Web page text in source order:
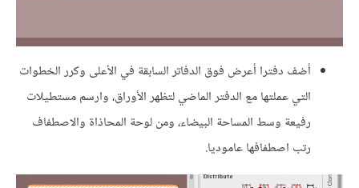
أضف دفترا أعرض فوق الدفاتر السابقة في الأعلى وكرر الخطوات
التي عملتها مع الدفتر الماضي لتظهر الأوراق، وارسم مستطيلات
رفيعة وسط المساحة البيضاء، ومن لوحة المحاذاة والاصطفاف
رتب اصطفافها عاموديا.